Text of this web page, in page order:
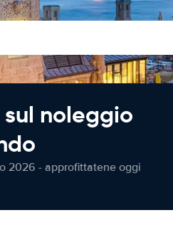
sul noleggio
2026 - approfittatene oggi